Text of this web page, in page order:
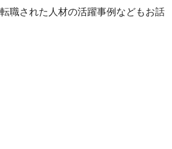
職された人材の活躍事例などもお話